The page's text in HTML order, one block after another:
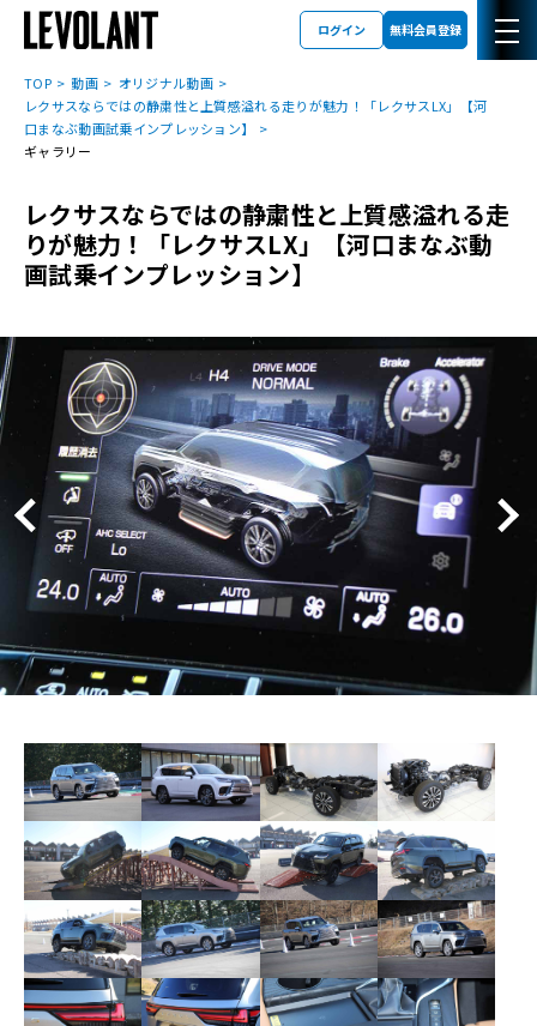
ログイン 無料会員登録
TOP 動画
オリジナル動画
レクサスならではの静粛性と上質感溢れる走りが魅力！「レクサスLX」【河
口まなぶ動画試乗インプレッション】
ギャラリー
レクサスならではの静粛性と上質感溢れる走
りが魅力！「レクサスLX」【河口まなぶ動
画試乗インプレッション】